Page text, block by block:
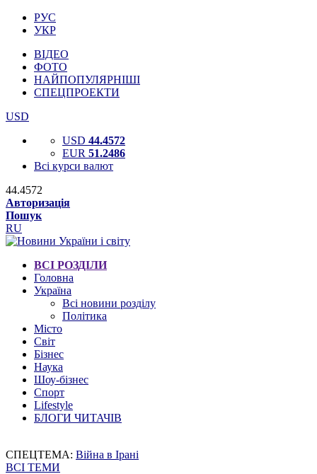
РУС
УКР
ВІДЕО
ФОТО
НАЙПОПУЛЯРНІШІ
СПЕЦПРОЕКТИ
USD
USD 44.4572
EUR 51.2486
Всі курси валют
44.4572
Авторизація
Пошук
RU
ВСІ РОЗДІЛИ
Головна
Україна
Всі новини розділу
Політика
Місто
Світ
Бізнес
Наука
Шоу-бізнес
Спорт
Lifestyle
БЛОГИ ЧИТАЧІВ
СПЕЦТЕМА: Війна в Ірані
ВСІ ТЕМИ